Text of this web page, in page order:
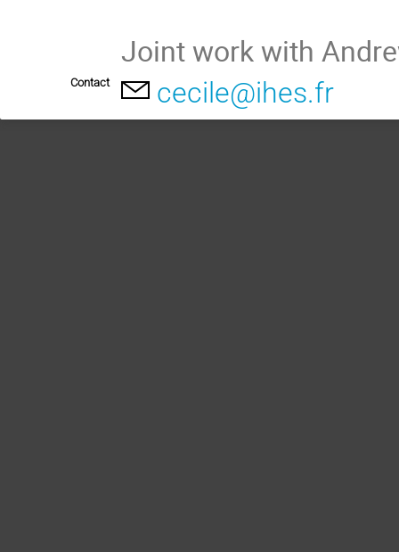
Joint work with
Contact cecile@ihes.fr